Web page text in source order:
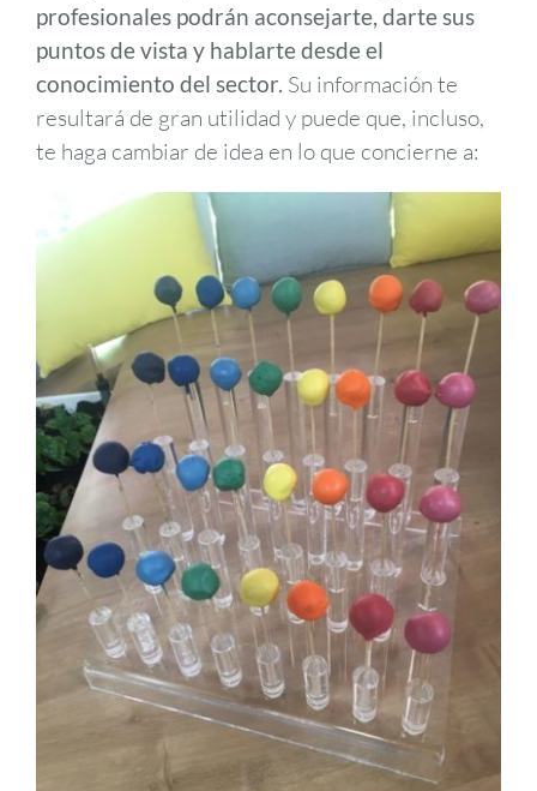
profesionales podrán aconsejarte, darte sus
puntos de vista y hablarte desde el
conocimiento del sector. Su información te
resultará de gran utilidad y puede que, incluso,
te haga cambiar de idea en lo que concierne a: